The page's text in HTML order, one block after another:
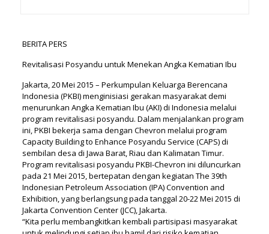
BERITA PERS
Revitalisasi Posyandu untuk Menekan Angka Kematian Ibu
Jakarta, 20 Mei 2015 – Perkumpulan Keluarga Berencana
Indonesia (PKBI) menginisiasi gerakan masyarakat demi
menurunkan Angka Kematian Ibu (AKI) di Indonesia melalui
program revitalisasi posyandu. Dalam menjalankan program
ini, PKBI bekerja sama dengan Chevron melalui program
Capacity Building to Enhance Posyandu Service (CAPS) di
sembilan desa di Jawa Barat, Riau dan Kalimatan Timur.
Program revitalisasi posyandu PKBI-Chevron ini diluncurkan
pada 21 Mei 2015, bertepatan dengan kegiatan The 39th
Indonesian Petroleum Association (IPA) Convention and
Exhibition, yang berlangsung pada tanggal 20-22 Mei 2015 di
Jakarta Convention Center (JCC), Jakarta.
“Kita perlu membangkitkan kembali partisipasi masyarakat